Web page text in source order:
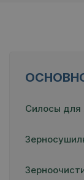
Силосы для